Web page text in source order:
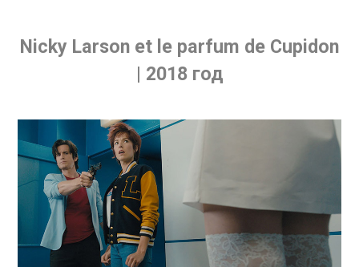
Nicky Larson et le parfum de Cupidon
| 2018 год